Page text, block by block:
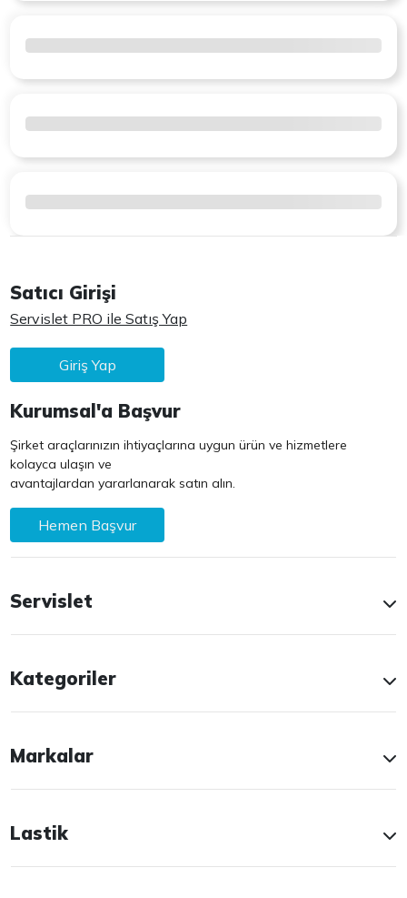
Satıcı Girişi
Servislet PRO ile Satış Yap
Giriş Yap
Kurumsal'a Başvur
Şirket araçlarınızın ihtiyaçlarına uygun ürün ve hizmetlere
kolayca ulaşın ve
avantajlardan yararlanarak satın alın.
Hemen Başvur
Servislet
Kategoriler
Markalar
Lastik